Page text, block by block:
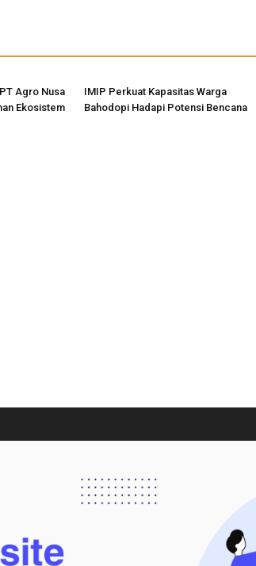
Agro Nusa
Ekosistem
IMIP Perkuat Kapasitas Warga
Bahodopi Hadapi Potensi Bencana